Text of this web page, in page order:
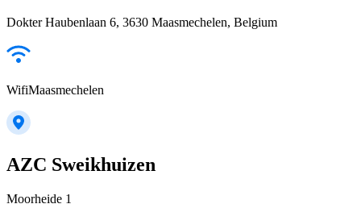
Dokter Haubenlaan 6, 3630 Maasmechelen, Belgium
WifiMaasmechelen
AZC Sweikhuizen
Moorheide 1